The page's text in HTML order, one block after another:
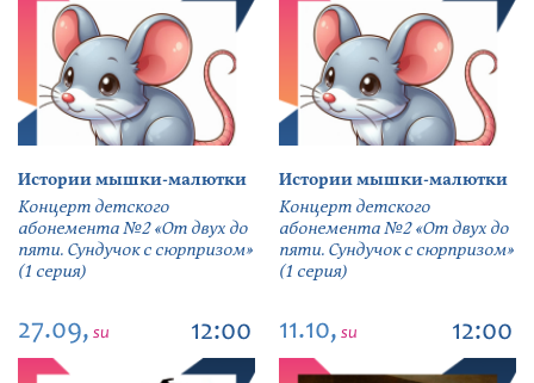
Истории мышки-малютки
Концерт детского
абонемента №2 «От двух до
пяти. Сундучок с сюрпризом»
(1 серия)
Истории мышки-малютки
Концерт детского
абонемента №2 «От двух до
пяти. Сундучок с сюрпризом»
(1 серия)
27.09, su 12:00 11.10, su 12:00